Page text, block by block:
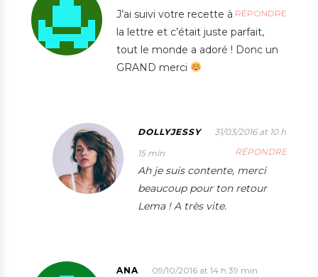
RÉPONDRE
J’ai suivi votre recette à
la lettre et c’était juste parfait,
tout le monde a adoré ! Donc un
GRAND merci
DOLLYJESSY
31/03/2016 at 10 h
15 min
RÉPONDRE
Ah je suis contente, merci
beaucoup pour ton retour
Lema ! A très vite.
ANA
09/10/2016 at 14 h 39 min